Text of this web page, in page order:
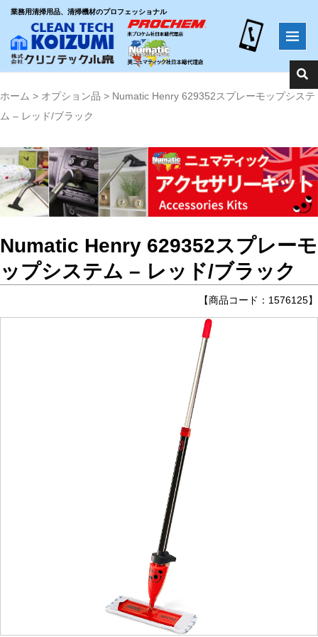
業務用清掃用品、清掃機材のプロフェッショナル
ホーム > オプション品 > Numatic Henry 629352スプレーモップシステ
ム – レッド/ブラック
Numatic Henry 629352スプレーモ
ップシステム – レッド/ブラック
【商品コード：1576125】